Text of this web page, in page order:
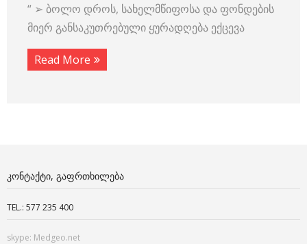
“ ➢ ბოლო დროს, სახელმწიფოსა და ფონდების
მიერ განსაკუთრებული ყურადღება ექცევა
Read More
ᲙᲝᲜᲢᲐᲥᲢᲘ, ᲒᲐᲤᲠᲗᲮᲘᲚᲔᲑᲐ
TEL.: 577 235 400
skype: Medgeo.net